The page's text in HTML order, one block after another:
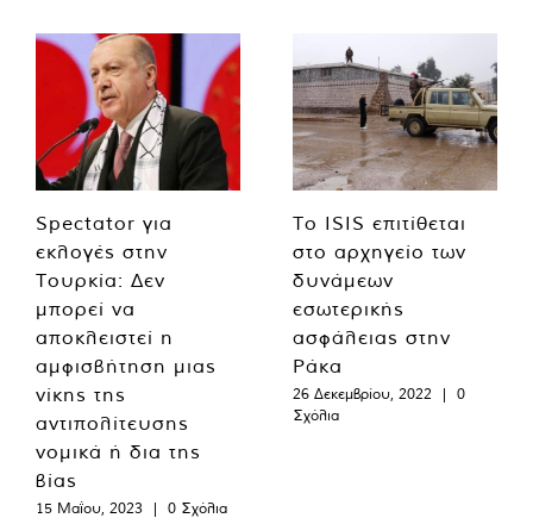
Spectator για
εκλογές στην
Τουρκία: Δεν
μπορεί να
αποκλειστεί η
αμφισβήτηση μιας
νίκης της
αντιπολίτευσης
νομικά ή δια της
βίας
15 Μαΐου, 2023 | 0 Σχόλια
Το ISIS επιτίθεται
στο αρχηγείο των
δυνάμεων
εσωτερικής
ασφάλειας στην
Ράκα
26 Δεκεμβρίου, 2022 |
0
Σχόλια